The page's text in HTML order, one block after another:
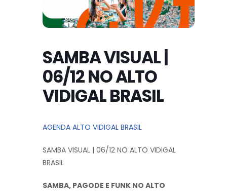
SAMBA VISUAL |
06/12 NO ALTO
VIDIGAL BRASIL
AGENDA ALTO VIDIGAL BRASIL
SAMBA VISUAL | 06/12 NO ALTO VIDIGAL
BRASIL
SAMBA, PAGODE E FUNK NO ALTO